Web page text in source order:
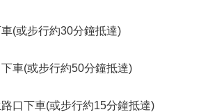
(或步行約30分鐘抵達)
車(或步行約50分鐘抵達)
口下車(或步行約15分鐘抵達)